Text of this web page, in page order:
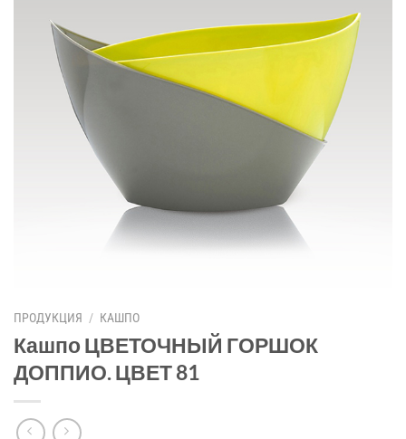
ПРОДУКЦИЯ / КАШПО
Кашпо ЦВЕТОЧНЫЙ ГОРШОК
ДОППИО. ЦВЕТ 81